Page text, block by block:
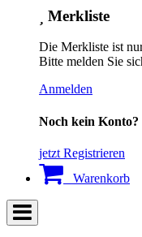
Merkliste
Die Merkliste ist
Bitte melden Sie
Anmelden
Noch kein Konto?
jetzt Registrieren
Warenkorb